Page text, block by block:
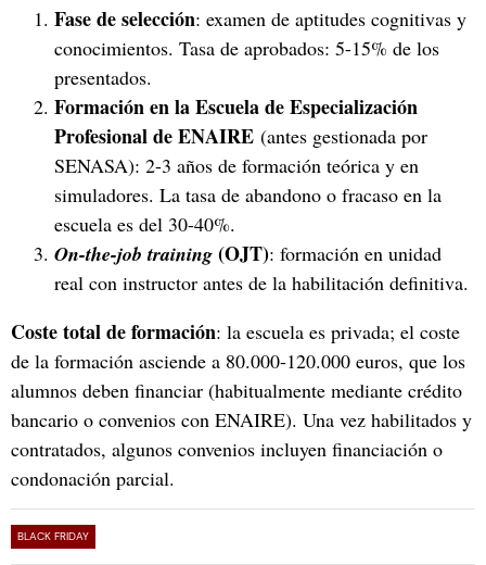
Fase de selección: examen de aptitudes cognitivas y
conocimientos. Tasa de aprobados: 5-15% de los
presentados.
Formación en la Escuela de Especialización
Profesional de ENAIRE (antes gestionada por
SENASA): 2-3 años de formación teórica y en
simuladores. La tasa de abandono o fracaso en la
escuela es del 30-40%.
On-the-job training (OJT): formación en unidad
real con instructor antes de la habilitación definitiva.
Coste total de formación: la escuela es privada; el coste
de la formación asciende a 80.000-120.000 euros, que los
alumnos deben financiar (habitualmente mediante crédito
bancario o convenios con ENAIRE). Una vez habilitados y
contratados, algunos convenios incluyen financiación o
condonación parcial.
BLACK FRIDAY